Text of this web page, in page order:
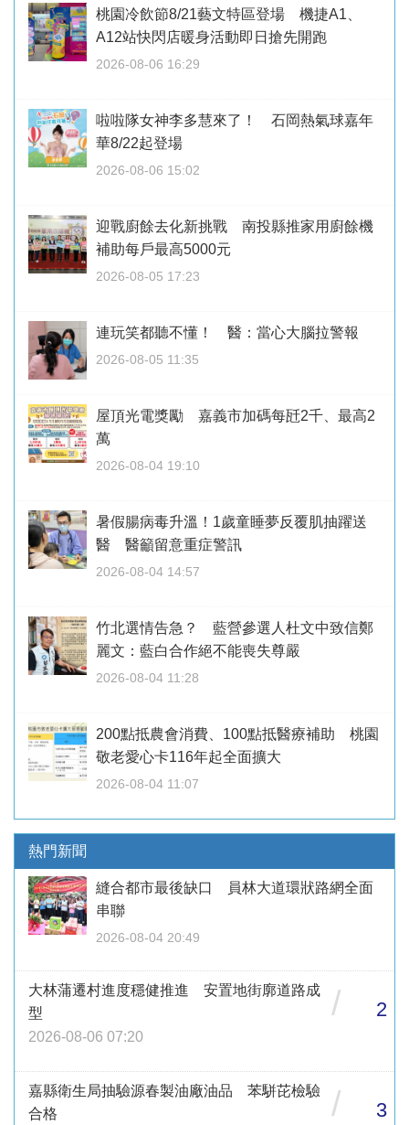
桃園冷飲節8/21藝文特區登場 機捷A1、
A12站快閃店暖身活動即日搶先開跑
2026-08-06 16:29
啦啦隊女神李多慧來了！ 石岡熱氣球嘉年
華8/22起登場
2026-08-06 15:02
迎戰廚餘去化新挑戰 南投縣推家用廚餘機
補助每戶最高5000元
2026-08-05 17:23
連玩笑都聽不懂！ 醫：當心大腦拉警報
2026-08-05 11:35
屋頂光電獎勵 嘉義市加碼每瓩2千、最高2
萬
2026-08-04 19:10
暑假腸病毒升溫！1歲童睡夢反覆肌抽躍送
醫 醫籲留意重症警訊
2026-08-04 14:57
竹北選情告急？ 藍營參選人杜文中致信鄭
麗文：藍白合作絕不能喪失尊嚴
2026-08-04 11:28
200點抵農會消費、100點抵醫療補助 桃園
敬老愛心卡116年起全面擴大
2026-08-04 11:07
熱門新聞
縫合都市最後缺口 員林大道環狀路網全面
串聯
2026-08-04 20:49
大林蒲遷村進度穩健推進 安置地街廓道路成
型
2026-08-06 07:20
/ 2
嘉縣衛生局抽驗源春製油廠油品 苯駢芘檢驗
合格
/ 3